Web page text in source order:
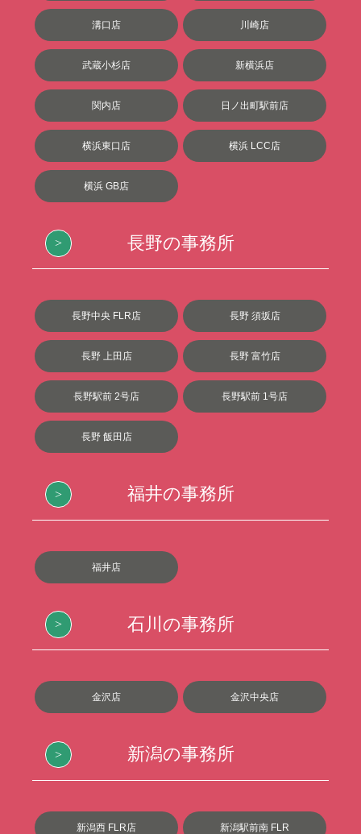
溝口店 川崎店
武蔵小杉店 新横浜店
関内店 日ノ出町駅前店
横浜東口店 横浜 LCC店
横浜 GB店
長野の事務所
長野中央 FLR店 長野 須坂店
長野 上田店 長野 富竹店
長野駅前 2号店 長野駅前 1号店
長野 飯田店
福井の事務所
福井店
石川の事務所
金沢店 金沢中央店
新潟の事務所
新潟西 FLR店 新潟駅前南 FLR